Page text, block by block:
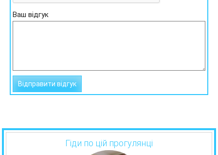
Ваш відгук
Гіди по цій прогулянці